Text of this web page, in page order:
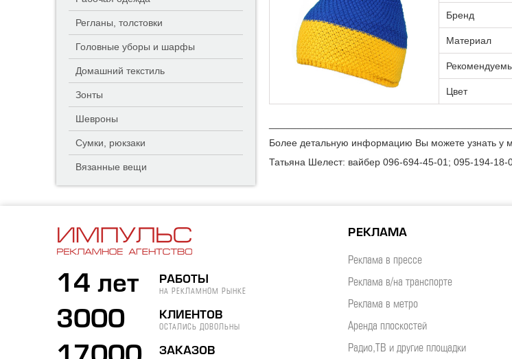
Регланы, толстовки
Головные уборы и шарфы
Домашний текстиль
Зонты
Шевроны
Сумки, рюкзаки
Вязанные вещи
Бренд
Материал
Цвет
Более детальную информацию Вы можете узнать у
Татьяна Шелест: вайбер 096-694-45-01; 095-194-18-
14 лет РАБОТЫ
НА РЕКЛАМНОМ РЫНКЕ
3000 КЛИЕНТОВ
ОСТАЛИСЬ ДОВОЛЬНЫ
ЗАКАЗОВ
РЕКЛАМА
Реклама в прессе
Реклама в/на транспорте
Реклама в метро
Аренда плоскостей
Радио,ТВ и другие площадки